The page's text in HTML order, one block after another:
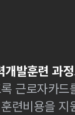
개발훈련 과정
근로자카
련비용을 지